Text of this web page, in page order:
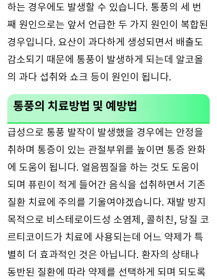
하는 경우에도 발생할 수 있습니다. 통풍의 세 번
째 원인으로는 앞서 언급한 두 가지 원인이 복합된
경우입니다. 요산이 과다하게 생성되면서 배출도
감소되기 때문에 통풍이 발생하게 되는데 알코올
의 과다 섭취와 쇼크 등이 원인이 됩니다.
통풍의 치료방법 및 예방법
급성으로 통풍 발작이 발생했을 경우에는 안정을
취하며 통증이 있는 관절부위를 높이면 통증 완화
에 도움이 됩니다. 얼음찜질을 하는 것도 도움이
되며 퓨린이 적게 들어간 음식을 섭취하면서 기존
질환 치료에 주의를 기울여야겠습니다. 재발 방지
목적으로 비스테로이드성 소염제, 콜히친, 당질 코
르티코이드가 치료에 사용되는데 어느 약제가 특
별히 더 효과적인 것은 아닙니다. 환자의 상태나
동반된 질환에 따라 약제를 선택하게 되며 되도록